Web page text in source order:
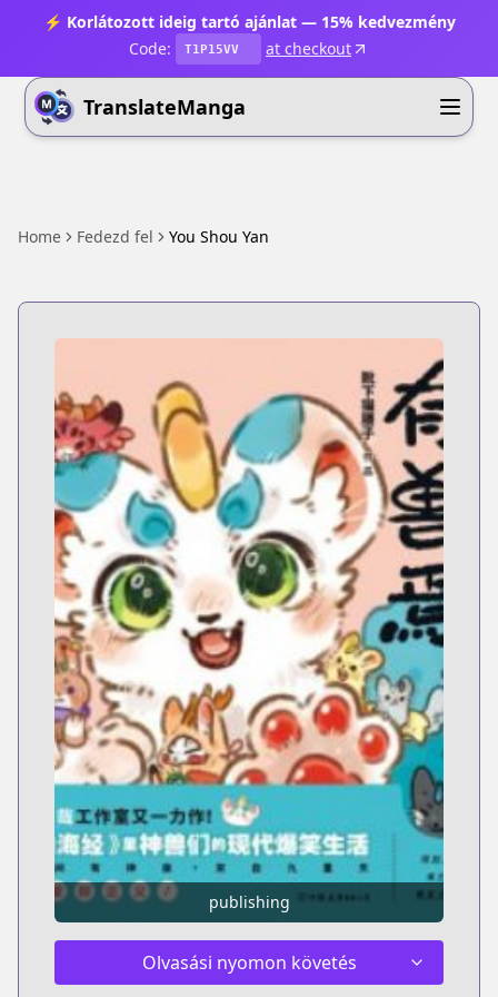
⚡ Korlátozott ideig tartó ajánlat — 15% kedvezmény
Code:
T1P15VV at checkout
TranslateManga
Home Fedezd fel You Shou Yan
publishing
Olvasási nyomon követés